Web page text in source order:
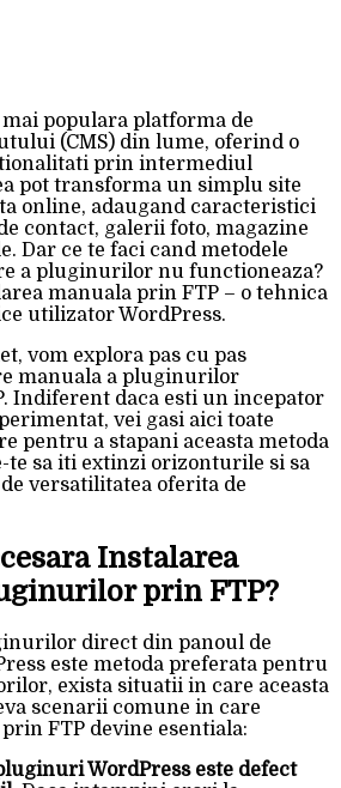
mai populara platforma de
(CMS) din lume, oferind o
prin intermediul
pot transforma un simplu site
online, adaugand caracteristici
contact, galerii foto, magazine
Dar ce te faci cand metodele
a pluginurilor nu functioneaza?
manuala prin FTP – o tehnica
utilizator WordPress.
vom explora pas cu pas
manuala a pluginurilor
Indiferent daca esti un incepator
vei gasi aici toate
pentru a stapani aceasta metoda
te sa iti extinzi orizonturile si sa
versatilitatea oferita de
Instalarea
prin FTP?
direct din panoul de
este metoda preferata pentru
exista situatii in care aceasta
scenarii comune in care
FTP devine esentiala:
WordPress este defect